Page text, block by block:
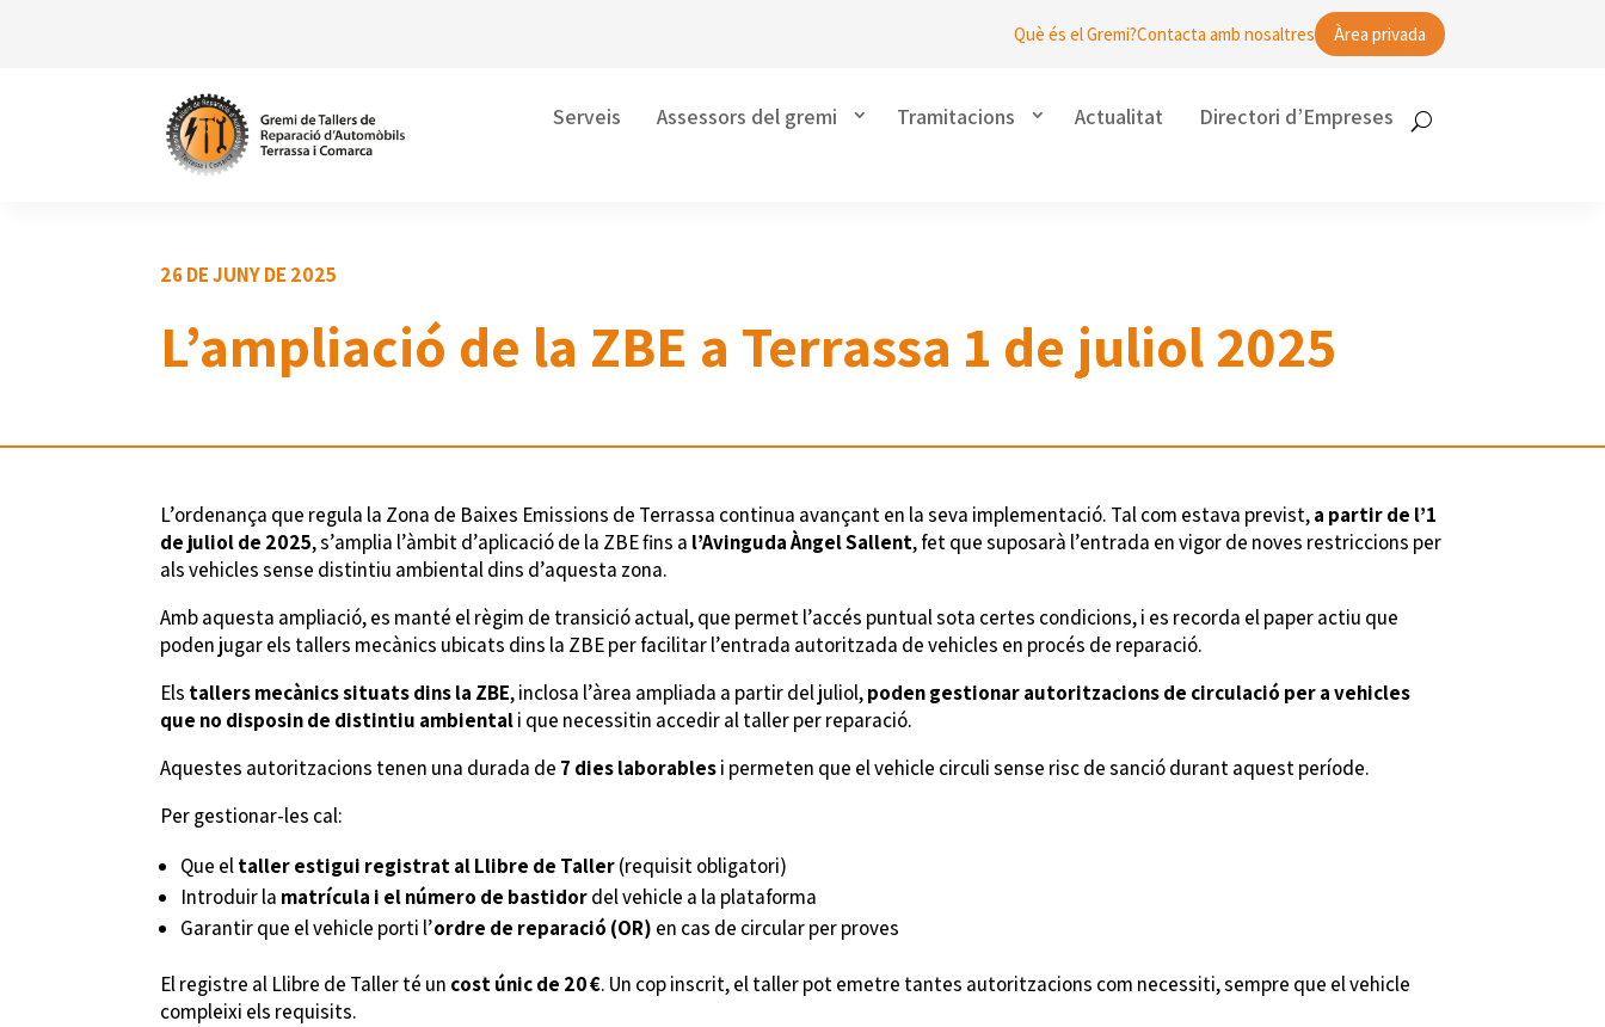
Què és el Gremi?Contacta amb nosaltres Àrea privada
Serveis Assessors del gremi Tramitacions Actualitat Directori d’Empreses
26 DE JUNY DE 2025
L’ampliació de la ZBE a Terrassa 1 de juliol 2025
L’ordenança que regula la Zona de Baixes Emissions de Terrassa continua avançant en la seva implementació. Tal com estava previst,a partir de l’1
de juliol de 2025, s’amplia l’àmbit d’aplicació de la ZBE fins a l’Avinguda Àngel Sallent, fet que suposarà l’entrada en vigor de noves restriccions per
als vehicles sense distintiu ambiental dins d’aquesta zona.
Amb aquesta ampliació, es manté el règim de transició actual, que permet l’accés puntual sota certes condicions, i es recorda el paper actiu que
poden jugar els tallers mecànics ubicats dins la ZBE per facilitar l’entrada autoritzada de vehicles en procés de reparació.
Els tallers mecànics situats dins la ZBE, inclosa l’àrea ampliada a partir del juliol,poden gestionar autoritzacions de circulació per a vehicles
que no disposin de distintiu ambientali que necessitin accedir al taller per reparació.
Aquestes autoritzacions tenen una durada de 7 dies laborablesi permeten que el vehicle circuli sense risc de sanció durant aquest període.
Per gestionar-les cal:
Que eltaller estigui registrat al Llibre de Taller(requisit obligatori)
Introduir la matrícula i el número de bastidordel vehicle a la plataforma
Garantir que el vehicle porti l’ordre de reparació (OR) en cas de circular per proves
El registre al Llibre de Taller té un cost únic de 20 €. Un cop inscrit, el taller pot emetre tantes autoritzacions com necessiti, sempre que el vehicle
compleixi els requisits.